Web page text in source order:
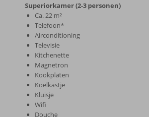
Superiorkamer (2-3 personen)
Ca. 22 m²
Telefoon*
Airconditioning
Televisie
Kitchenette
Magnetron
Kookplaten
Koelkastje
Kluisje
Wifi
Douche